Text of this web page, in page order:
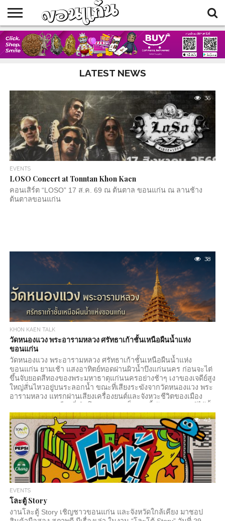
HOME
BLOG
EVENTS
FOOD
SHOP
TRAVELLERS
LATEST NEWS
36
EVENTS
LOSO Concert at Tonntan Khon Kaen
คอนเสิร์ต “LOSO” 17 ส.ค. 69 ณ ต้นตาล ขอนแก่น ณ ลานช้าง
ต้นตาลขอนแก่น
38
KHON KAEN TALK
วัดหนองแวง พระอารามหลวง ศรัทธาเก้าชั้นเหนือผืนน้ำแห่ง
ขอนแก่น
วัดหนองแวง พระอารามหลวง ศรัทธาเก้าชั้นเหนือผืนน้ำแห่ง
ขอนแก่น ยามเช้า แสงอาทิตย์ทอดผ่านผิวน้ำบึงแก่นนคร ก่อนจะไต่
ขึ้นจับยอดสีทองของพระมหาธาตุแก่นนครอย่างช้าๆ เงาของเจดีย์สูง
ใหญ่สั่นไหวอยู่บนระลอกน้ำ ขณะที่เสียงระฆังจากวัดหนองแวง พระ
อารามหลวง แทรกผ่านเสียงเครื่องยนต์และจังหวะชีวิตของเมือง
อยู่อย่างโดดเดี่ยว หากเป็นเสมือนหลักหมายที่เชื่อมภูมิประเทศ
ประวัติศาสตร์ และความเชื่อของผู้คนเข้าด้วยกัน พระมหาธาตุเก้า
ชั้นตั้งตระหง่านริมบึง มองเห็นได้จากหลายจุดของเมือง แต่เมื่อก้าว
ผ่านกำแพงวัดเข้าไป ความสูงใหญ่ที่เห็นจากระยะไกลกลับเผยราย
ละเอียดเล็กละเอียด—ลายพญานาค บานประตูแกะสลัก จิตรกรรม
ฝาผนัง และเรื่องเล่าพื้นบ้านที่ซ่อนอยู่ตามชั้นต่างๆ...
43
EVENTS
โละตู้ Story
งานโละตู้ Story เชิญชาวขอนแก่น และจังหวัดใกล้เคียง มาชอป